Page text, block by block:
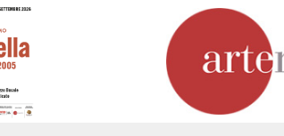
HOME